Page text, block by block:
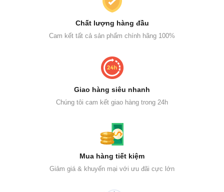
Chất lượng hàng đầu
Cam kết tất cả sản phẩm chính hãng 100%
Giao hàng siêu nhanh
Chúng tôi cam kết giao hàng trong 24h
Mua hàng tiết kiệm
Giảm giá & khuyến mại với ưu đãi cực lớn